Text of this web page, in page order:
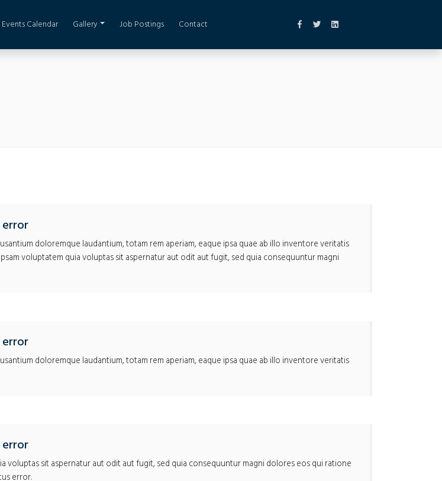
Events Calendar Gallery Job Postings Contact
error
doloremque laudantium, totam rem aperiam, eaque ipsa quae ab illo inventore veritatis
voluptatem quia voluptas sit aspernatur aut odit aut fugit, sed quia consequuntur magni
error
doloremque laudantium, totam rem aperiam, eaque ipsa quae ab illo inventore veritatis
error
voluptas sit aspernatur aut odit aut fugit, sed quia consequuntur magni dolores eos qui ratione
error.